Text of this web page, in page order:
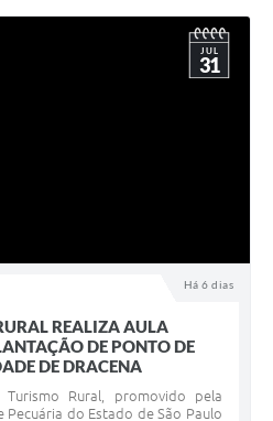
Há 6 dias
JUL
31
REALIZA AULA
DE PONTO DE
DE DRACENA
Rural, promovido pela
Pecuária do Estado de São Paulo